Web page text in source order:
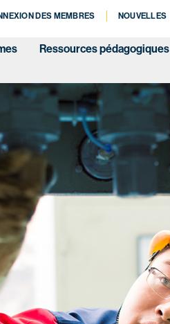
DES MEMBRES NOUVELLES
Ressources pédagogiques